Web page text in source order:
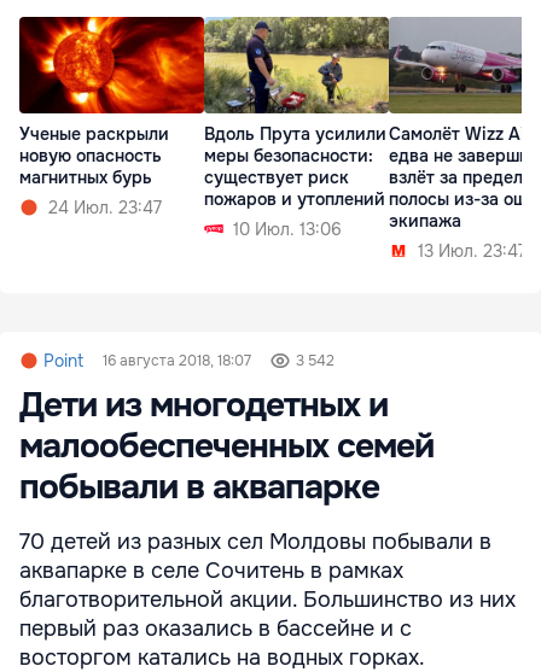
Ученые раскрыли
новую опасность
магнитных бурь
24 Июл. 23:47
Вдоль Прута усилили
меры безопасности:
существует риск
пожаров и утоплений
10 Июл. 13:06
Самолёт Wizz Air
едва не завершил
взлёт за
полосы из-за
экипажа
13 Июл. 23:47
Point 16 августа 2018, 18:07 3 542
Дети из многодетных и
малообеспеченных семей
побывали в аквапарке
70 детей из разных сел Молдовы побывали в
аквапарке в селе Сочитень в рамках
благотворительной акции. Большинство из них
первый раз оказались в бассейне и с
восторгом катались на водных горках.